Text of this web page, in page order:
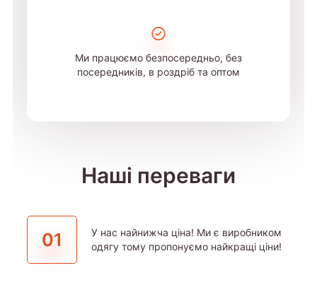
Ми працюємо безпосередньо, без
посередників, в роздріб та оптом
Наші переваги
01
У нас найнижча ціна! Ми є виробником
одягу тому пропонуємо найкращі ціни!